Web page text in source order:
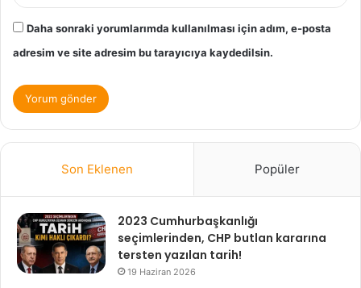
Daha sonraki yorumlarımda kullanılması için adım, e-posta
adresim ve site adresim bu tarayıcıya kaydedilsin.
Son Eklenen Popüler
2023 Cumhurbaşkanlığı
seçimlerinden, CHP butlan kararına
tersten yazılan tarih!
19 Haziran 2026